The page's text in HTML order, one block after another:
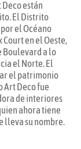
están
El Distrito
el Océano
en el Oeste,
Boulevard a lo
el Norte. El
el patrimonio
Deco fue
de interiores
ahora tiene
lleva su nombre.